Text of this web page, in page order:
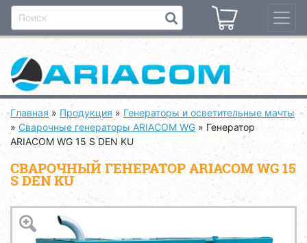
Главная » Продукция » Генераторы и осветительные мачты
» Сварочные генераторы ARIACOM WG » Генератор
ARIACOM WG 15 S DEN KU
СВАРОЧНЫЙ ГЕНЕРАТОР ARIACOM WG 15
S DEN KU